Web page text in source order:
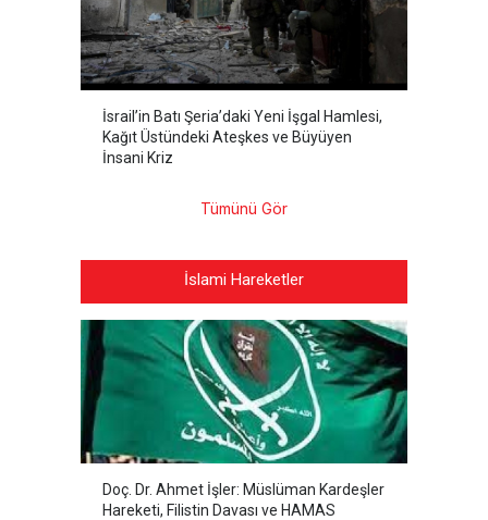
İsrail’in Batı Şeria’daki Yeni İşgal Hamlesi,
Kağıt Üstündeki Ateşkes ve Büyüyen
İnsani Kriz
Tümünü Gör
İslami Hareketler
Doç. Dr. Ahmet İşler: Müslüman Kardeşler
Hareketi, Filistin Davası ve HAMAS